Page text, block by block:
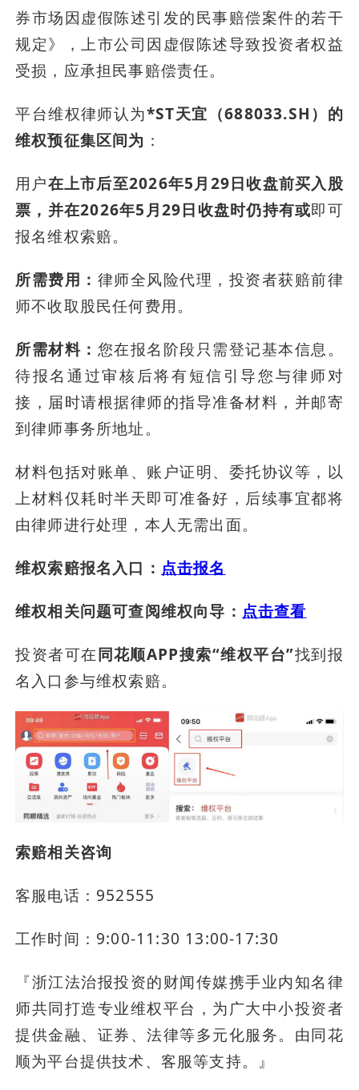
券市场因虚假陈述引发的民事赔偿案件的若干
规定》，上市公司因虚假陈述导致投资者权益
受损，应承担民事赔偿责任。
平台维权律师认为*ST天宜（688033.SH）的
维权预征集区间为 ：
用户在上市后至2026年5月29日收盘前买入股
票，并在2026年5月29日收盘时仍持有或即可
报名维权索赔。
所需费用： 律师全风险代理，投资者获赔前律
师不收取股民任何费用。
所需材料： 您在报名阶段只需登记基本信息。
待报名通过审核后将有短信引导您与律师对
接，届时请根据律师的指导准备材料，并邮寄
到律师事务所地址。
材料包括对账单、账户证明、委托协议等，以
上材料仅耗时半天即可准备好，后续事宜都将
由律师进行处理，本人无需出面。
维权索赔报名入口： 点击报名
维权相关问题可查阅维权向导： 点击查看
投资者可在同花顺APP搜索“维权平台”找到报
名入口参与维权索赔。
索赔相关咨询
客服电话：952555
工作时间：9:00-11:30 13:00-17:30
『浙江法治报投资的财闻传媒携手业内知名律
师共同打造专业维权平台，为广大中小投资者
提供金融、证券、法律等多元化服务。由同花
顺为平台提供技术、客服等支持。』